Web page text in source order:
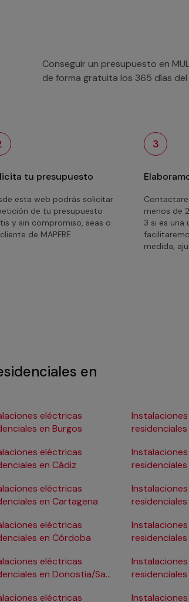
Conseguir un presupuesto en
de forma gratuita los 365 días
tu presupuesto
esta web podrás solicitar
de tu presupuesto
y sin compromiso, seas o
de MAPFRE.
3
menos de
3 si es una
medida,
en
eléctricas
en Burgos
eléctricas
en Cádiz
eléctricas
en Cartagena
eléctricas
en Córdoba
eléctricas
en Donostia/San
eléctricas
residenciales
residenciales